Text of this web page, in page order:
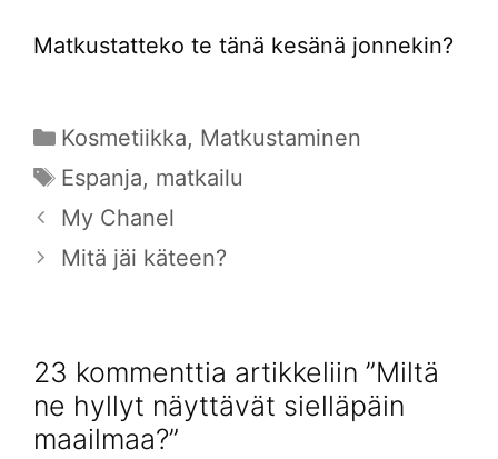
Matkustatteko te tänä kesänä jonnekin?
Kategoriat
Kosmetiikka, Matkustaminen
Avainsanat
Espanja, matkailu
My Chanel
Mitä jäi käteen?
23 kommenttia artikkeliin ”Miltä
ne hyllyt näyttävät sielläpäin
maailmaa?”